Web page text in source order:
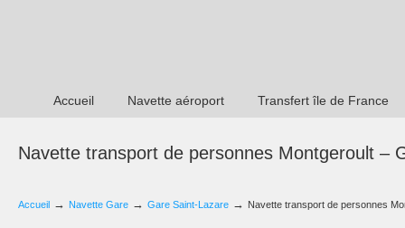
Accueil Navette aéroport Transfert île de France
Navette transport de personnes Montgeroult –
Accueil → Navette Gare → Gare Saint-Lazare → Navette transport de personnes